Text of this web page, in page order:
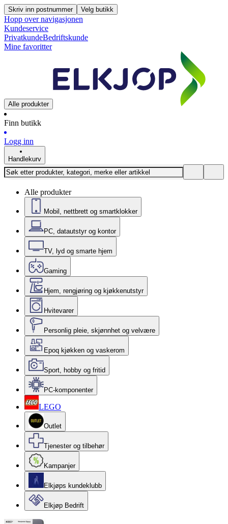
Skriv inn postnummer Velg butikk
Hopp over navigasjonen
Kundeservice
PrivatkundeBedriftskunde
Mine favoritter
Alle produkter
Finn butikk
Logg inn
Handlekurv
Alle produkter
Mobil, nettbrett og smartklokker
PC, datautstyr og kontor
TV, lyd og smarte hjem
Gaming
Hjem, rengjøring og kjøkkenutstyr
Hvitevarer
Personlig pleie, skjønnhet og velvære
Epoq kjøkken og vaskerom
Sport, hobby og fritid
PC-komponenter
LEGO
Outlet
Tjenester og tilbehør
Kampanjer
Elkjøps kundeklubb
Elkjøp Bedrift